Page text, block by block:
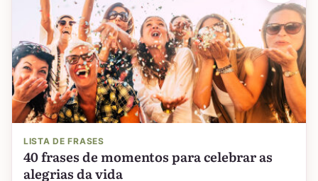
LISTA DE FRASES
40 frases de momentos para celebrar as
alegrias da vida